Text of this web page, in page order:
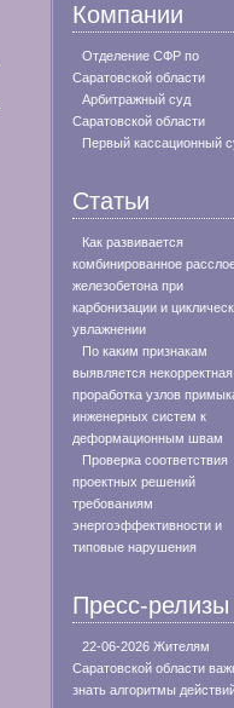
Компании
Отделение СФР по
Саратовской области
Арбитражный суд
Саратовской области
Первый кассационный
Статьи
Как развивается
комбинированное
железобетона при
карбонизации и
увлажнении
По каким признакам
выявляется некорректная
проработка узлов
инженерных систем к
деформационным швам
Проверка соответствия
проектных решений
требованиям
энергоэффективности и
типовые нарушения
Пресс-релизы
22-06-2026 Жителям
Саратовской области
знать алгоритмы